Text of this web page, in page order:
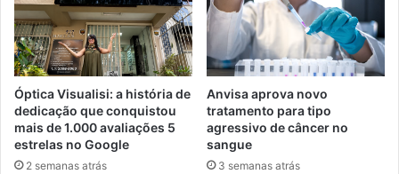
Óptica Visualisi: a história de
dedicação que conquistou
mais de 1.000 avaliações 5
estrelas no Google
2 semanas atrás
Anvisa aprova novo
tratamento para tipo
agressivo de câncer no
sangue
3 semanas atrás